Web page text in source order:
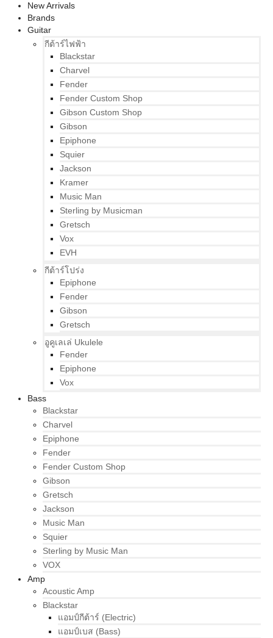
New Arrivals
Brands
Guitar
กีต้าร์ไฟฟ้า
Blackstar
Charvel
Fender
Fender Custom Shop
Gibson Custom Shop
Gibson
Epiphone
Squier
Jackson
Kramer
Music Man
Sterling by Musicman
Gretsch
Vox
EVH
กีต้าร์โปร่ง
Epiphone
Fender
Gibson
Gretsch
อูคูเลเล่ Ukulele
Fender
Epiphone
Vox
Bass
Blackstar
Charvel
Epiphone
Fender
Fender Custom Shop
Gibson
Gretsch
Jackson
Music Man
Squier
Sterling by Music Man
VOX
Amp
Acoustic Amp
Blackstar
แอมป์กีต้าร์ (Electric)
แอมป์เบส (Bass)